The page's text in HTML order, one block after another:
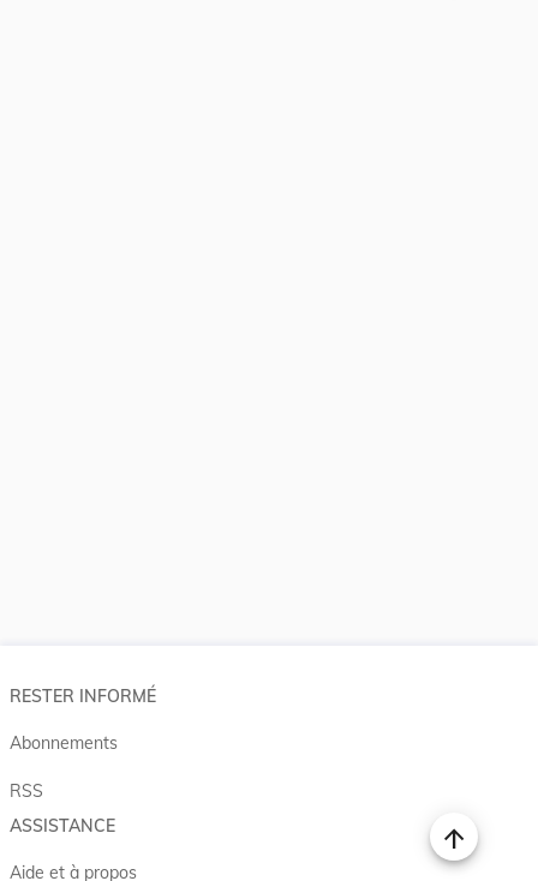
RESTER INFORMÉ
Abonnements
RSS
ASSISTANCE
Aide et à propos